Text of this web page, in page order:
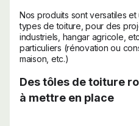
Nos produits sont versatiles
types de toiture, pour des
industriels, hangar agricole,
particuliers (rénovation ou
maison, etc.)
Des tôles de toiture
à mettre en place